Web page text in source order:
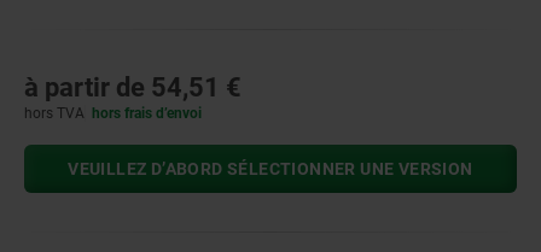
à partir de 54,51 €
hors TVA hors frais d’envoi
VEUILLEZ D’ABORD SÉLECTIONNER UNE VERSION